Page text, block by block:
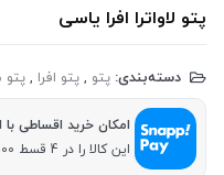
پتو لاواترا افرا یاسی
دسته‌بندی: پتو ,پتو افرا ,
امکان خرید اقساطی
این کالا را در 4 قسط 582,500 تومانی بخرید